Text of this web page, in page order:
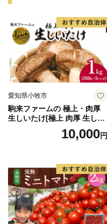
愛知県小牧市
駒来ファームの 極上・肉厚
生しいたけ[極上 肉厚 生しい
たけ 生シイタケ 生椎茸 安心
安全 国産 採れたて 新鮮 きの
10,000円